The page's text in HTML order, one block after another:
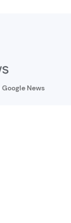
Google News